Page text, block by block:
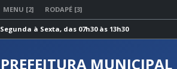
MENU [2] RODAPÉ [3]
Segunda à Sexta, das 07h30 às 13h30
PREFEITURA MUNICIPAL